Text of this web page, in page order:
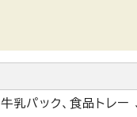
牛乳パック、食品トレー